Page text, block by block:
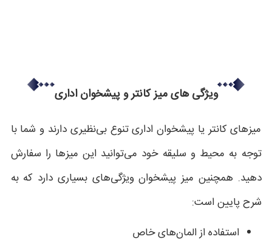
ویژگی های میز کانتر و پیشخوان اداری
میزهای کانتر یا پیشخوان اداری تنوع بی‌نظیری دارند و شما با
توجه به محیط و سلیقه خود می‌توانید این میزها را سفارش
دهید. همچنین میز پیشخوان ویژگی‌های بسیاری دارد که به
شرح پایین است:
استفاده از المان‌های خاص